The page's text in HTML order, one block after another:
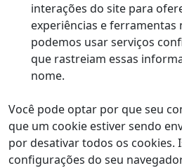
interações do site para
experiências e ferramentas
podemos usar serviços
que rastreiam essas
nome.
Você pode optar por que seu
que um cookie estiver sendo
por desativar todos os cookies.
configurações do seu